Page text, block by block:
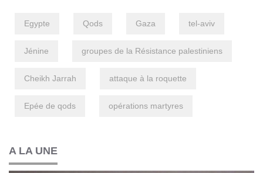
Egypte Qods Gaza tel-aviv
Jénine groupes de la Résistance palestiniens
Cheikh Jarrah attaque à la roquette
Epée de qods opérations martyres
A LA UNE